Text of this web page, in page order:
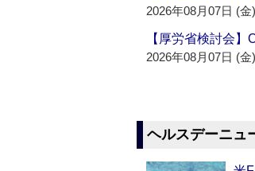
2026年08月07日 (金)
【厚労省検討会
2026年08月07日 (金)
ヘルスデーニュ